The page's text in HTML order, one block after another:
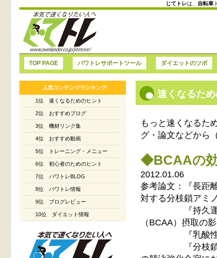
じてトレは、 自転車
速くなるた
もっと速くなるた
グ・論文などから
◆BCAAの
2012.01.06
参考論文：『長距
対する分枝鎖アミ
『持久運動中
（BCAA）摂取の
『乳酸性作業
『分枝鎖アミ
TOP PAGE パワトレサポートツール ダイエットのツボ
人気コンテンツランキング
1位 速くなるためのヒント
2位 おすすめブログ
3位 機材リンク集
4位 おすすめ動画
5位 トレーニング・メニュー
6位 初心者のためのヒント
7位 パワトレBLOG
8位 パワトレ情報
9位 ブログレビュー
10位 ダイエット情報